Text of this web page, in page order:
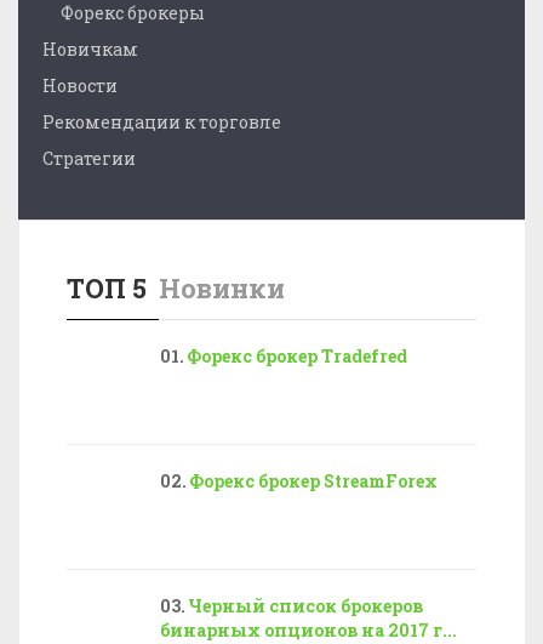
Форекс брокеры
Новичкам
Новости
Рекомендации к торговле
Стратегии
ТОП 5 Новинки
Форекс брокер Tradefred
Форекс брокер StreamForex
Черный список брокеров
бинарных опционов на 2017 г...